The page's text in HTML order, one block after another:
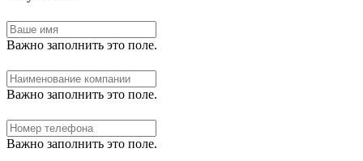
Важно заполнить это поле.
Важно заполнить это поле.
Важно заполнить это поле.